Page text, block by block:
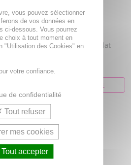
AIR BAR Gaufrettes
Chocolat 41,9g
Gaufrette saveur Chocolat
2,35€
VOIR CET ARTICLE
vous pouvez sélectionner
de vos données en
ci-dessous. Vous pourrez
choix à tout moment en
"Utilisation des Cookies" en
votre confiance.
de confidentialité
Tout refuser
mes cookies
Tout accepter